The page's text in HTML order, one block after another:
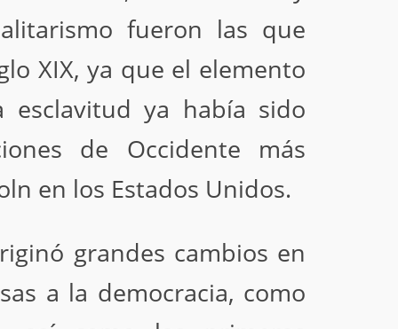
fueron las que
XIX, ya que el elemento
ya había sido
de Occidente más
en los Estados Unidos.
grandes cambios en
a la democracia, como